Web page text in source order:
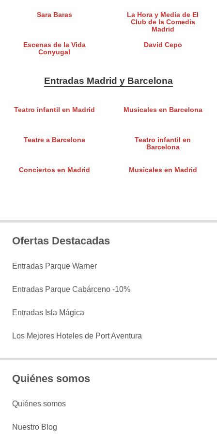
Sara Baras
La Hora y Media de El
Club de la Comedia
Madrid
Escenas de la Vida
Conyugal
David Cepo
Entradas Madrid y Barcelona
Teatro infantil en Madrid Musicales en Barcelona
Teatre a Barcelona
Teatro infantil en
Barcelona
Conciertos en Madrid Musicales en Madrid
Ofertas Destacadas
Entradas Parque Warner
Entradas Parque Cabárceno -10%
Entradas Isla Mágica
Los Mejores Hoteles de Port Aventura
Quiénes somos
Quiénes somos
Nuestro Blog